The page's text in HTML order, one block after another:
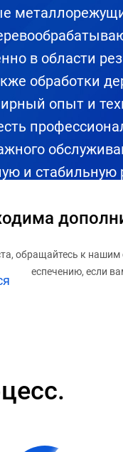
в области
обработки
опыт и
и стабильную
обращайтесь к
обеспечению, если
например, о